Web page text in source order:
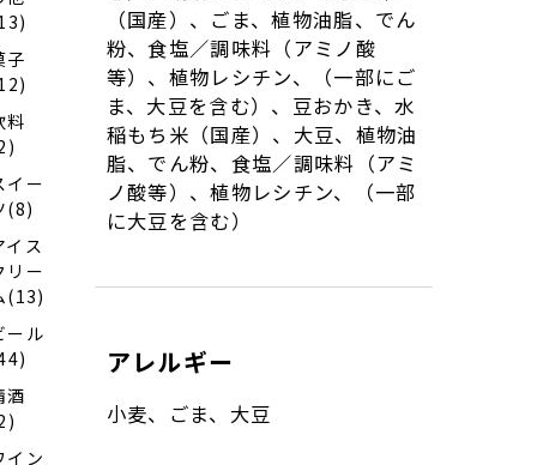
子
料
イー
(8)
イス
リー
(13)
ール
酒
イン
（国産）、ごま、植物油脂、でん
粉、食塩／調味料（アミノ酸
等）、植物レシチン、（一部にご
ま、大豆を含む）、豆おかき、水
稲もち米（国産）、大豆、植物油
脂、でん粉、食塩／調味料（アミ
ノ酸等）、植物レシチン、（一部
に大豆を含む）
アレルギー
小麦、ごま、大豆